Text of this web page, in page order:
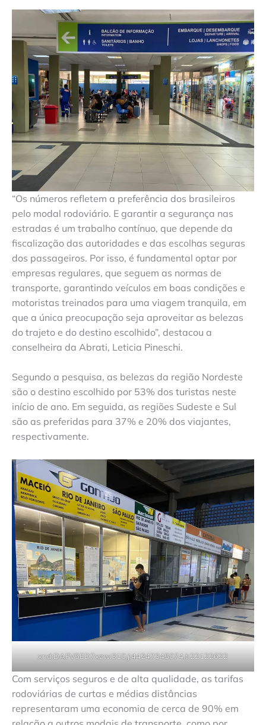
“Os números refletem a preferência dos brasileiros
pelo modal rodoviário. E garantir a segurança nas
estradas é um trabalho contínuo, que depende da
fiscalização das autoridades e das escolhas seguras
dos passageiros. Por isso, é fundamental optar por
empresas regulares, que seguem as normas de
transporte, garantindo veículos em boas condições e
motoristas treinados para uma viagem tranquila, em
que a única preocupação seja aproveitar as belezas
do trajeto e do destino escolhido”, destacou a
conselheira da Abrati, Leticia Pineschi.
Segundo a pesquisa, as belezas da região Nordeste
são o destino escolhido por 53% dos turistas neste
início de ano. Em seguida, as regiões Sudeste e Sul
são as preferidas para 37% e 20% dos viajantes,
respectivamente.
xr:d:DAFV5ED7xzw:310,j:44247345074,t:22122622
Com serviços seguros e de alta qualidade, as tarifas
rodoviárias de curtas e médias distâncias
representaram uma economia de cerca de 90% em